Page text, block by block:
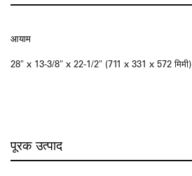
आयाम
28" x 13-3/8" x 22-1/2" (711 x 331 x 572 मिमी)
पूरक उत्पाद